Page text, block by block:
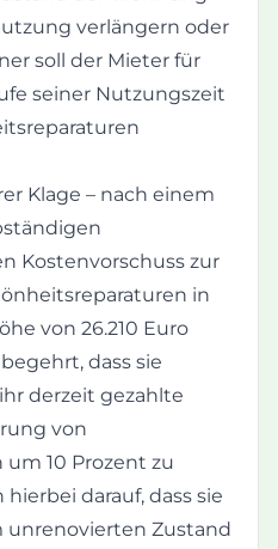
verlängern oder
soll der Mieter für
seiner Nutzungszeit
Klage – nach einem
Kostenvorschuss zur
in
von 26.210 Euro
dass sie
derzeit gezahlte
von
10 Prozent zu
darauf, dass sie
Zustand